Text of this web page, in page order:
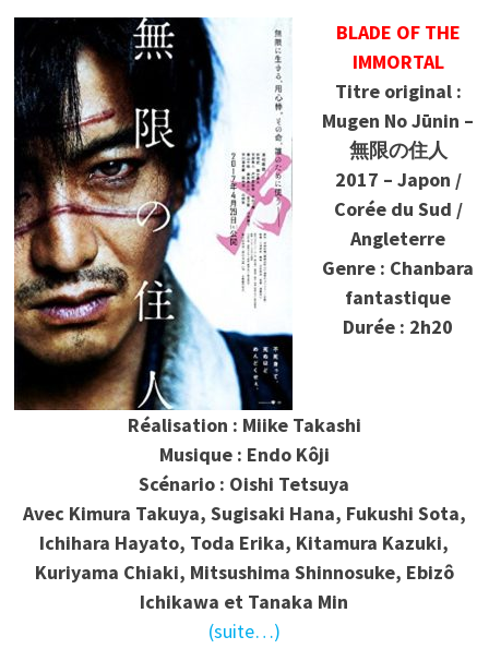
BLADE OF THE
IMMORTAL
Titre original :
Mugen No Jūnin –
無限の住人
2017 – Japon /
Corée du Sud /
Angleterre
Genre : Chanbara
fantastique
Durée : 2h20
Réalisation : Miike Takashi
Musique : Endo Kôji
Scénario : Oishi Tetsuya
Avec Kimura Takuya, Sugisaki Hana, Fukushi Sota,
Ichihara Hayato, Toda Erika, Kitamura Kazuki,
Kuriyama Chiaki, Mitsushima Shinnosuke, Ebizô
Ichikawa et Tanaka Min
(suite…)